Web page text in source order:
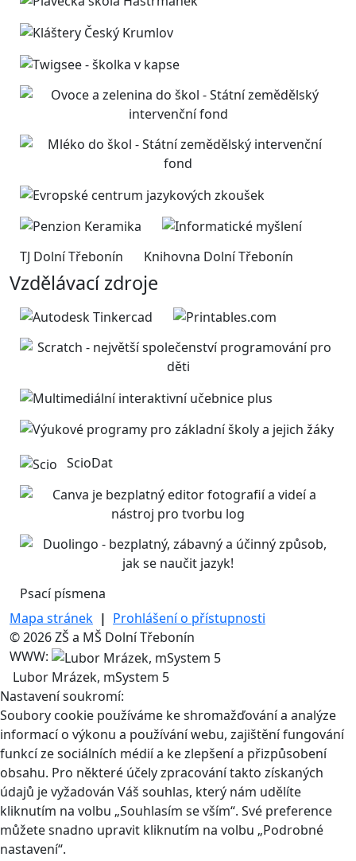
TJ Dolní Třebonín Knihovna Dolní Třebonín
Vzdělávací zdroje
ScioDat
Psací písmena
Mapa stránek | Prohlášení o přístupnosti
© 2026 ZŠ a MŠ Dolní Třebonín
WWW:
Lubor Mrázek, mSystem 5
Nastavení soukromí:
Soubory cookie používáme ke shromažďování a analýze
informací o výkonu a používání webu, zajištění fungování
funkcí ze sociálních médií a ke zlepšení a přizpůsobení
obsahu. Pro některé účely zpracování takto získaných
údajů je vyžadován Váš souhlas, který nám udělíte
kliknutím na volbu „Souhlasím se vším“. Své preference
můžete snadno upravit kliknutím na volbu „Podrobné
nastavení“.